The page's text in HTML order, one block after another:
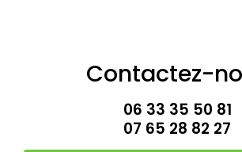
Contactez-
06 33 35 50 81
07 65 28 82 27